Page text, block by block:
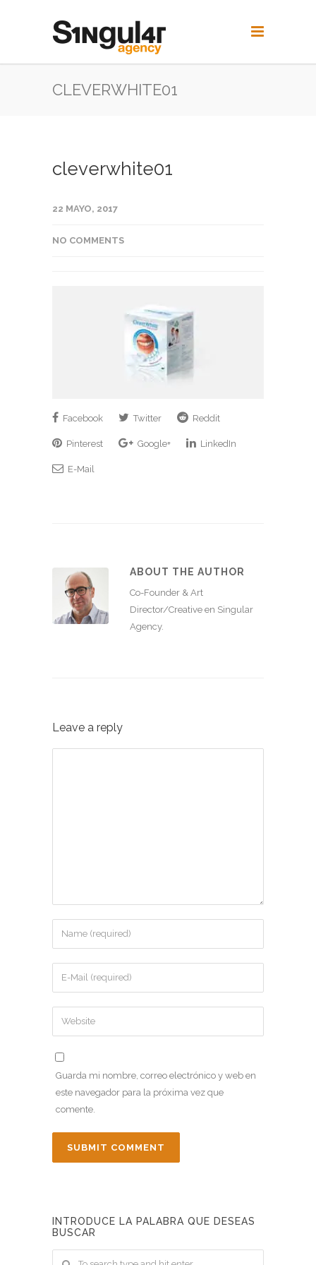
CLEVERWHITE01
cleverwhite01
22 MAYO, 2017
NO COMMENTS
Facebook Twitter Reddit
Pinterest Google+ LinkedIn
E-Mail
ABOUT THE AUTHOR
Co-Founder & Art
Director/Creative en Singular
Agency.
Leave a reply
Guarda mi nombre, correo electrónico y web en
este navegador para la próxima vez que
comente.
INTRODUCE LA PALABRA QUE DESEAS
BUSCAR